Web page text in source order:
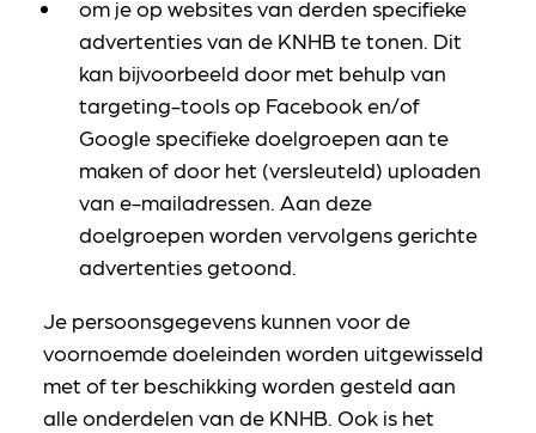
om je op websites van derden specifieke
advertenties van de KNHB te tonen. Dit
kan bijvoorbeeld door met behulp van
targeting-tools op Facebook en/of
Google specifieke doelgroepen aan te
maken of door het (versleuteld) uploaden
van e-mailadressen. Aan deze
doelgroepen worden vervolgens gerichte
advertenties getoond.
Je persoonsgegevens kunnen voor de
voornoemde doeleinden worden uitgewisseld
met of ter beschikking worden gesteld aan
alle onderdelen van de KNHB. Ook is het